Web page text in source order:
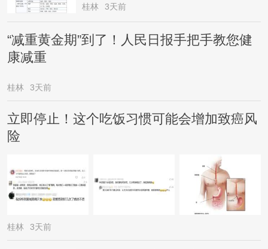
桂林 3天前
“减重黄金期”到了！人民日报手把手教您健
康减重
桂林 3天前
立即停止！这个吃饭习惯可能会增加致癌风
险
桂林 3天前